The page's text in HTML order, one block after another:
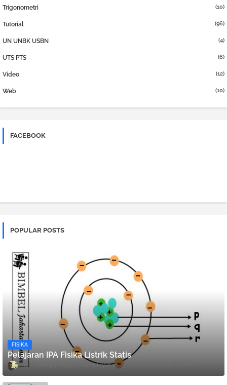
Trigonometri (10)
Tutorial (96)
UN UNBK USBN (4)
UTS PTS (6)
Video (12)
Web (10)
FACEBOOK
POPULAR POSTS
FISIKA
Pelajaran IPA Fisika Listrik Statis
Denny Febiana Nurhidayat